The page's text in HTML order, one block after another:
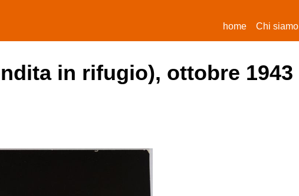
home(current)
Chi siamo
in rifugio), ottobre 1943